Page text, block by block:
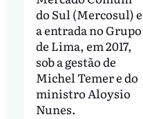
do Sul (Mercosul) e
a entrada no Grupo
de Lima, em 2017,
sob a gestão de
Michel Temer e do
ministro Aloysio
Nunes.